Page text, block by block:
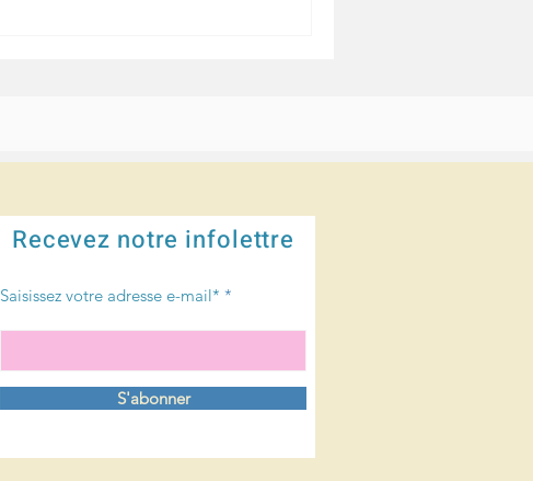
Recevez notre infolettre
Saisissez votre adresse e-mail*
S'abonner